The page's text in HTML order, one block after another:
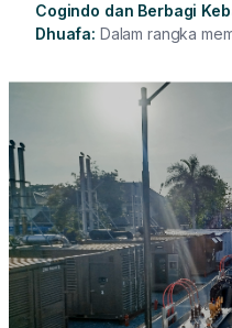
Cogindo dan Berbagi
Dhuafa Dalam rangka
Ramadan 1445 H,
oleh Ustadz Fatih Karim